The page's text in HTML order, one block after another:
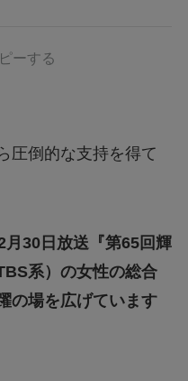
ーする
圧倒的な支持を得て
月30日放送『第65回輝
系）の女性の総合
の場を広げています